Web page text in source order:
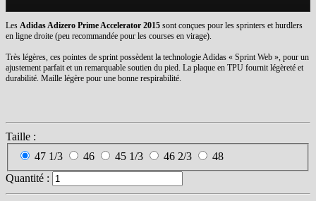
Les Adidas Adizero Prime Accelerator 2015 sont conçues pour les sprinters et hurdlers
en ligne droite (peu recommandée pour les courses en virage).
Très légères, ces pointes de sprint possèdent la technologie Adidas « Sprint Web », pour un
ajustement parfait et un remarquable soutien du pied. La plaque en TPU fournit légèreté et
durabilité. Maille légère pour une bonne respirabilité.
Taille :
47 1/3
46 45 1/3 46 2/3
48
Quantité :